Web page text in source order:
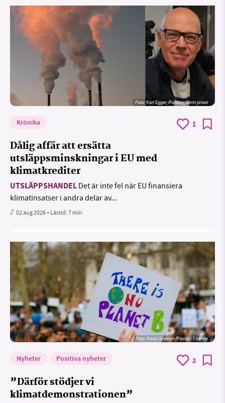
Foto:Karl Egger, Pixabay, samt privat
Krönika 1
Dålig affär att ersätta
utsläppsminskningar i EU med
klimatkrediter
UTSLÄPPSHANDEL Det är inte fel när EU finansiera
klimatinsatser i andra delar av...
02 aug 2026• Lästid:7 min
Foto:Kevin Snyman/Pixabay Licence
Nyheter Positiva nyheter 2
”Därför stödjer vi
klimatdemonstrationen”